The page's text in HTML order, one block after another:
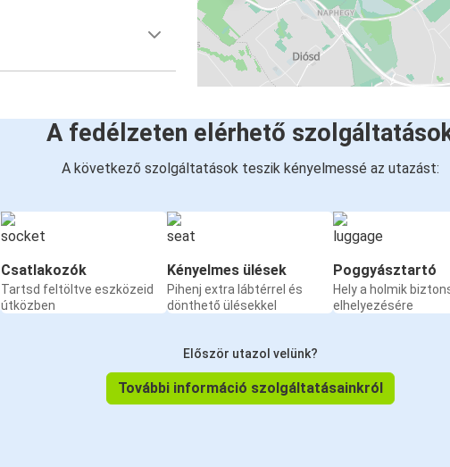
A fedélzeten elérhető
A következő szolgáltatások teszik kényelmessé az utazást:
Csatlakozók
Tartsd feltöltve eszközeid
útközben
Kényelmes ülések
Pihenj extra lábtérrel és
dönthető ülésekkel
Poggyásztartó
Hely a holmik
elhelyezésére
Először utazol velünk?
További információ szolgáltatásainkról